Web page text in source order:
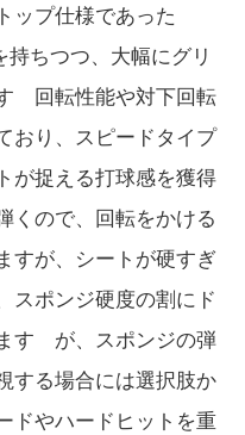
ップ仕様であった
ちつつ、大幅にグリ
回転性能や対下回転
おり、スピードタイプ
が捉える打球感を獲得
ので、回転をかける
すが、シートが硬すぎ
スポンジ硬度の割にド
す が、スポンジの弾
する場合には選択肢か
ドやハードヒットを重